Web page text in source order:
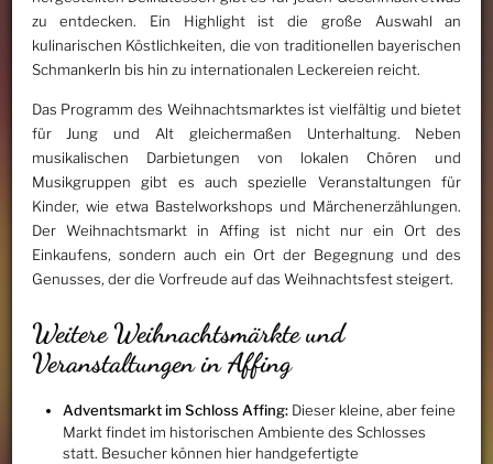
zu entdecken. Ein Highlight ist die große Auswahl an
kulinarischen Köstlichkeiten, die von traditionellen bayerischen
Schmankerln bis hin zu internationalen Leckereien reicht.
Das Programm des Weihnachtsmarktes ist vielfältig und bietet
für Jung und Alt gleichermaßen Unterhaltung. Neben
musikalischen Darbietungen von lokalen Chören und
Musikgruppen gibt es auch spezielle Veranstaltungen für
Kinder, wie etwa Bastelworkshops und Märchenerzählungen.
Der Weihnachtsmarkt in Affing ist nicht nur ein Ort des
Einkaufens, sondern auch ein Ort der Begegnung und des
Genusses, der die Vorfreude auf das Weihnachtsfest steigert.
Weitere Weihnachtsmärkte und
Veranstaltungen in Affing
Adventsmarkt im Schloss Affing:Dieser kleine, aber feine
Markt findet im historischen Ambiente des Schlosses
statt. Besucher können hier handgefertigte